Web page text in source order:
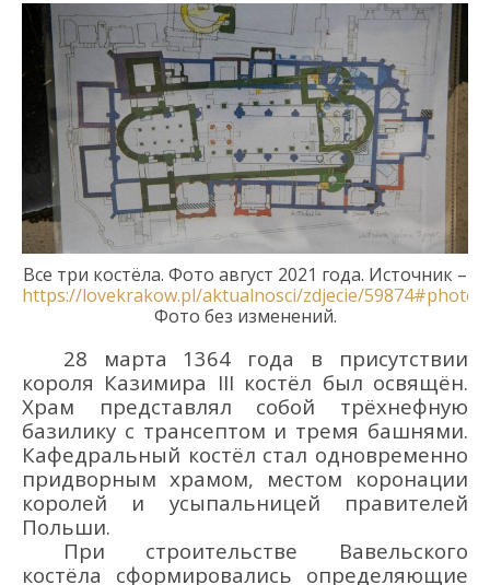
Все три костёла. Фото август 2021 года. Источник –
https://lovekrakow.pl/aktualnosci/zdjecie/59874#photo
Фото без изменений.
28 марта 1364 года в присутствии
короля Казимира III костёл был освящён.
Храм представлял собой трёхнефную
базилику с трансептом и тремя башнями.
Кафедральный костёл стал одновременно
придворным храмом, местом коронации
королей и усыпальницей правителей
Польши.
При строительстве Вавельского
костёла сформировались определяющие